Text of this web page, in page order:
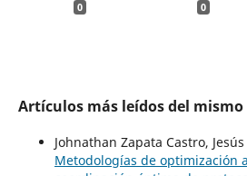
0 0
Artículos más leídos del
Johnathan Zapata Castro,
Metodologías de optimización